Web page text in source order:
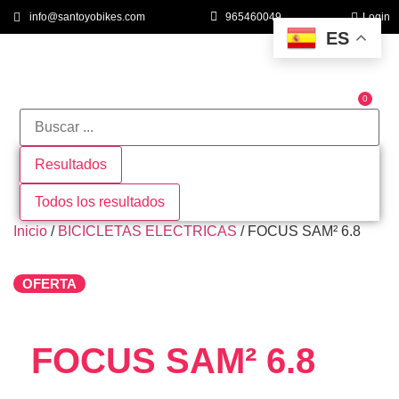
info@santoyobikes.com 965460049 Login
0
Resultados
Todos los resultados
Inicio / BICICLETAS ELECTRICAS / FOCUS SAM² 6.8
OFERTA
FOCUS SAM² 6.8
ES